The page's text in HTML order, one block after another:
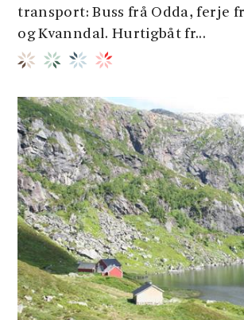
transport: Buss frå Odda, ferje
og Kvanndal. Hurtigbåt fr...